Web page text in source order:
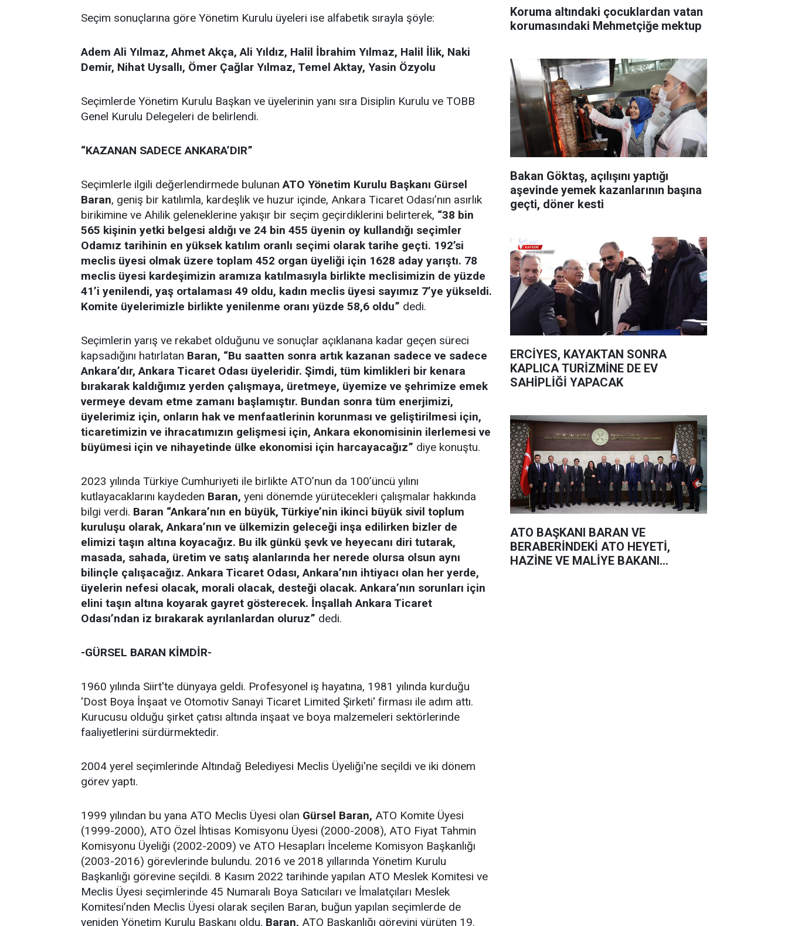
Seçim sonuçlarına göre Yönetim Kurulu üyeleri ise alfabetik sırayla şöyle:
Adem Ali Yılmaz, Ahmet Akça, Ali Yıldız, Halil İbrahim Yılmaz, Halil İlik, Naki
Demir, Nihat Uysallı, Ömer Çağlar Yılmaz, Temel Aktay, Yasin Özyolu
Seçimlerde Yönetim Kurulu Başkan ve üyelerinin yanı sıra Disiplin Kurulu ve TOBB
Genel Kurulu Delegeleri de belirlendi.
“KAZANAN SADECE ANKARA’DIR”
Seçimlerle ilgili değerlendirmede bulunanATO Yönetim Kurulu Başkanı Gürsel
Baran, geniş bir katılımla, kardeşlik ve huzur içinde, Ankara Ticaret Odası’nın asırlık
birikimine ve Ahilik geleneklerine yakışır bir seçim geçirdiklerini belirterek, “38 bin
565 kişinin yetki belgesi aldığı ve 24 bin 455 üyenin oy kullandığı seçimler
Odamız tarihinin en yüksek katılım oranlı seçimi olarak tarihe geçti. 192’si
meclis üyesi olmak üzere toplam 452 organ üyeliği için 1628 aday yarıştı. 78
meclis üyesi kardeşimizin aramıza katılmasıyla birlikte meclisimizin de yüzde
41’i yenilendi, yaş ortalaması 49 oldu, kadın meclis üyesi sayımız 7’ye yükseldi.
Komite üyelerimizle birlikte yenilenme oranı yüzde 58,6 oldu” dedi.
Seçimlerin yarış ve rekabet olduğunu ve sonuçlar açıklanana kadar geçen süreci
kapsadığını hatırlatan Baran, “Bu saatten sonra artık kazanan sadece ve sadece
Ankara’dır, Ankara Ticaret Odası üyeleridir. Şimdi, tüm kimlikleri bir kenara
bırakarak kaldığımız yerden çalışmaya, üretmeye, üyemize ve şehrimize emek
vermeye devam etme zamanı başlamıştır. Bundan sonra tüm enerjimizi,
üyelerimiz için, onların hak ve menfaatlerinin korunması ve geliştirilmesi için,
ticaretimizin ve ihracatımızın gelişmesi için, Ankara ekonomisinin ilerlemesi ve
büyümesi için ve nihayetinde ülke ekonomisi için harcayacağız” diye konuştu.
2023 yılında Türkiye Cumhuriyeti ile birlikte ATO’nun da 100’üncü yılını
kutlayacaklarını kaydeden Baran, yeni dönemde yürütecekleri çalışmalar hakkında
bilgi verdi. Baran “Ankara’nın en büyük, Türkiye’nin ikinci büyük sivil toplum
kuruluşu olarak, Ankara’nın ve ülkemizin geleceği inşa edilirken bizler de
elimizi taşın altına koyacağız. Bu ilk günkü şevk ve heyecanı diri tutarak,
masada, sahada, üretim ve satış alanlarında her nerede olursa olsun aynı
bilinçle çalışacağız. Ankara Ticaret Odası, Ankara’nın ihtiyacı olan her yerde,
üyelerin nefesi olacak, morali olacak, desteği olacak. Ankara’nın sorunları için
elini taşın altına koyarak gayret gösterecek. İnşallah Ankara Ticaret
Odası’ndan iz bırakarak ayrılanlardan oluruz” dedi.
-GÜRSEL BARAN KİMDİR-
1960 yılında Siirt'te dünyaya geldi. Profesyonel iş hayatına, 1981 yılında kurduğu
'Dost Boya İnşaat ve Otomotiv Sanayi Ticaret Limited Şirketi' firması ile adım attı.
Kurucusu olduğu şirket çatısı altında inşaat ve boya malzemeleri sektörlerinde
faaliyetlerini sürdürmektedir.
2004 yerel seçimlerinde Altındağ Belediyesi Meclis Üyeliği'ne seçildi ve iki dönem
görev yaptı.
1999 yılından bu yana ATO Meclis Üyesi olan Gürsel Baran, ATO Komite Üyesi
(1999-2000), ATO Özel İhtisas Komisyonu Üyesi (2000-2008), ATO Fiyat Tahmin
Komisyonu Üyeliği (2002-2009) ve ATO Hesapları İnceleme Komisyon Başkanlığı
(2003-2016) görevlerinde bulundu. 2016 ve 2018 yıllarında Yönetim Kurulu
Başkanlığı görevine seçildi. 8 Kasım 2022 tarihinde yapılan ATO Meslek Komitesi ve
Meclis Üyesi seçimlerinde 45 Numaralı Boya Satıcıları ve İmalatçıları Meslek
Komitesi’nden Meclis Üyesi olarak seçilen Baran, buğun yapılan seçimlerde de
yeniden Yönetim Kurulu Başkanı oldu. Baran, ATO Başkanlığı görevini yürüten 19.
Koruma altındaki çocuklardan vatan
korumasındaki Mehmetçiğe mektup
Bakan Göktaş, açılışını yaptığı
aşevinde yemek kazanlarının başına
geçti, döner kesti
ERCİYES, KAYAKTAN SONRA
KAPLICA TURİZMİNE DE EV
SAHİPLİĞİ YAPACAK
ATO BAŞKANI BARAN VE
BERABERİNDEKİ ATO HEYETİ,
HAZİNE VE MALİYE BAKANI